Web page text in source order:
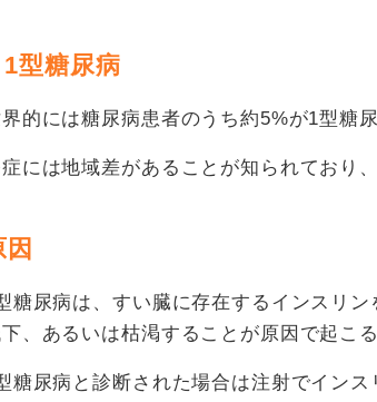
1型糖尿病
的には糖尿病患者のうち約5%が1型糖
には地域差があることが知られており
因
糖尿病は、すい臓に存在するインスリ
、あるいは枯渇することが原因で起こ
糖尿病と診断された場合は注射でイン